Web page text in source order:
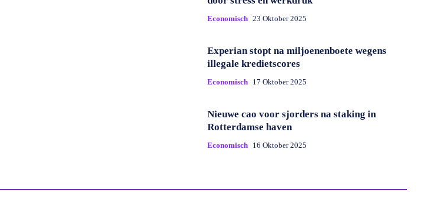
Economisch 23 Oktober 2025
Experian stopt na miljoenenboete wegens
illegale kredietscores
Economisch 17 Oktober 2025
Nieuwe cao voor sjorders na staking in
Rotterdamse haven
Economisch 16 Oktober 2025